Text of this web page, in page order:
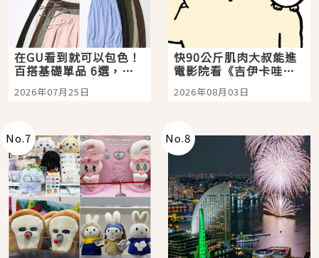
在GU看到就可以包色！
百搭基礎單品 6選，閉
眼全收也不心疼
2026年07月25日
快90公斤肌肉大叔能進
電影院看《吉伊卡哇》
嗎？日本重金屬樂團
「打首」會長與nagano
2026年08月03日
No.7 No.8